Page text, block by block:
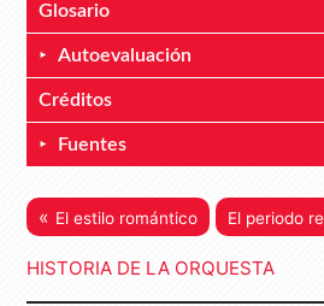
Glosario
Autoevaluación
Créditos
Fuentes
« El estilo romántico El periodo
HISTORIA DE LA ORQUESTA